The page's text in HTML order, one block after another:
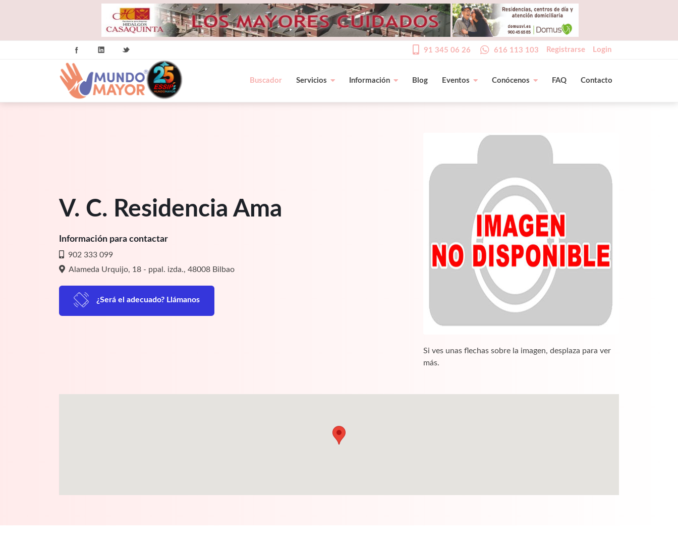
91 345 06 26 616 113 103 Registrarse Login
Buscador Servicios Información Blog Eventos Conócenos FAQ Contacto
V. C. Residencia Ama
Información para contactar
902 333 099
Alameda Urquijo, 18 - ppal. izda., 48008 Bilbao
¿Será el adecuado? Llámanos
Si ves unas flechas sobre la imagen, desplaza para ver
más.